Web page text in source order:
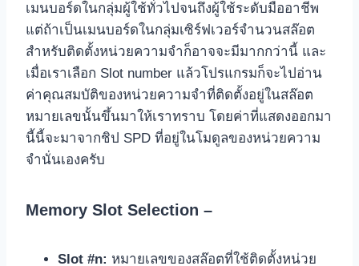
เมนบอร์ดในกลุ่มผู้ใช้ทั่วไปจนถึงผู้ใช้ระดับมืออาชีพ
แต่ถ้าเป็นเมนบอร์ดในกลุ่มเซิร์ฟเวอร์จำนวนสล๊อต
สำหรับติดตั้งหน่วยความจำก็อาจจะมีมากกว่านี้ และ
เมื่อเราเลือก Slot number แล้วโปรแกรมก็จะไปอ่าน
ค่าคุณสมบัติของหน่วยความจำที่ติดตั้งอยู่ในสล๊อต
หมายเลขนั้นขึ้นมาให้เราทราบ โดยค่าที่แสดงออกมา
นี้นี้จะมาจากชิป SPD ที่อยู่ในโมดูลของหน่วยความ
จำนั่นเองครับ
Memory Slot Selection –
Slot #n: หมายเลขของสล๊อตที่ใช้ติดตั้งหน่วย